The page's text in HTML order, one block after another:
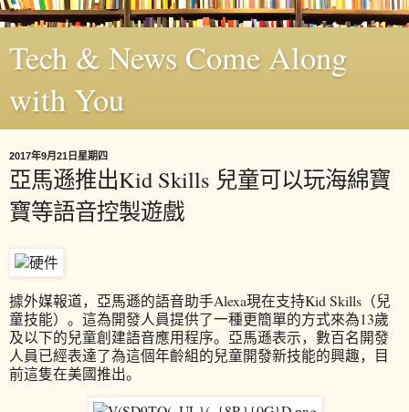
Tech & News Come Along
with You
2017年9月21日星期四
亞馬遜推出Kid Skills 兒童可以玩海綿寶
寶等語音控製遊戲
據外媒報道，亞馬遜的語音助手Alexa現在支持Kid Skills（兒
童技能）。這為開發人員提供了一種更簡單的方式來為13歲
及以下的兒童創建語音應用程序。亞馬遜表示，數百名開發
人員已經表達了為這個年齡組的兒童開發新技能的興趣，目
前這隻在美國推出。